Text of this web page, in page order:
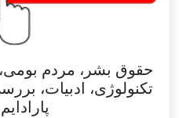
حقوق بشر، مردم
تکنولوژی، ادبیات،